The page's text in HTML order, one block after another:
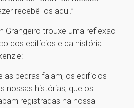
recebê-los aqui.”
Grangeiro trouxe uma reflexão
dos edifícios e da história
as pedras falam, os edifícios
nossas histórias, que os
registradas na nossa